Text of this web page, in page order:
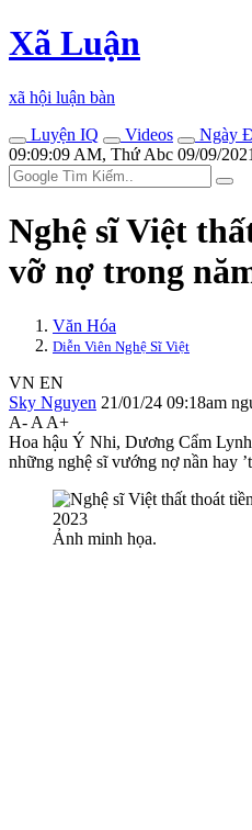
Xã Luận
xã hội luận bàn
Luyện IQ
Videos
Ngày
09:09:09 AM, Thứ Abc 09/09/2021
Nghệ sĩ Việt
vỡ nợ trong
Văn Hóa
Diễn Viên Nghệ Sĩ Việt
VN EN
Sky Nguyen 21/01/24 09:18am
A- A A+
Hoa hậu Ý Nhi, Dương Cẩm
những nghệ sĩ vướng nợ nần hay
Ảnh minh họa.